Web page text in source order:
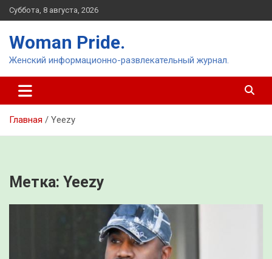
Перейти
к
Суббота, 8 августа, 2026
Woman Pride.
Женский информационно-развлекательный журнал.
Главная Yeezy
Метка: Yeezy